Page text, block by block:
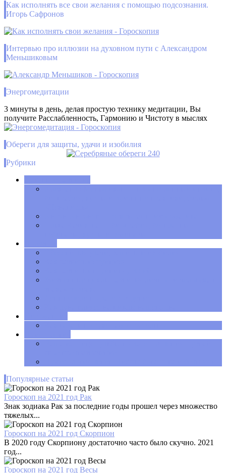
Как исполнять все свои желания с помощью подсознания.
Игорь Сафронов
Интервью про иллюзии на духовном пути с Александром
Меньшиковым
Энергомедитации
3 минуты в день, делая простую технику медитации, Вы
получите Расслабленность, Гармонию и Чистоту в мыслях
Обереги для защиты, удачи и изобилия
Рубрики
Популярные статьи
Гороскоп на 2021 год Рак
Знак зодиака Рак за последние годы прошел через множество
тяжелых...
Гороскоп на 2021 год Скорпион
В 2020 году Скорпиону достаточно часто было скучно. 2021
год...
Гороскоп на 2021 год Весы